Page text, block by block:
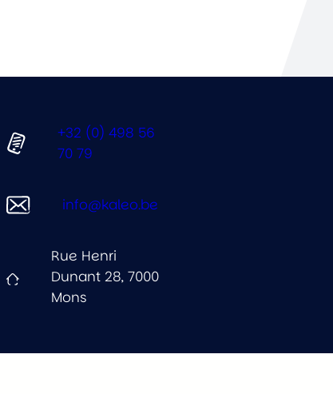
+32 (0) 498 56
70 79
info@kaleo.be
Rue Henri
Dunant 28, 7000
Mons